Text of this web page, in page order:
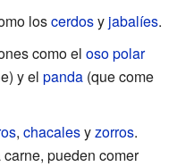
loscerdosy jabalíes.
como el oso polar
y el panda (que come
, chacalesyzorros.
pueden comer